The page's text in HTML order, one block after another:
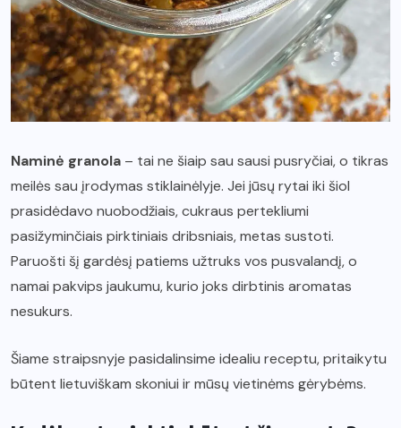
Naminė granola – tai ne šiaip sau sausi pusryčiai, o tikras
meilės sau įrodymas stiklainėlyje. Jei jūsų rytai iki šiol
prasidėdavo nuobodžiais, cukraus pertekliumi
pasižyminčiais pirktiniais dribsniais, metas sustoti.
Paruošti šį gardėsį patiems užtruks vos pusvalandį, o
namai pakvips jaukumu, kurio joks dirbtinis aromatas
nesukurs.
Šiame straipsnyje pasidalinsime idealiu receptu, pritaikytu
būtent lietuviškam skoniui ir mūsų vietinėms gėrybėms.